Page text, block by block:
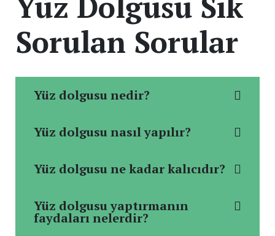
Sorulan Sorular
Yüz dolgusu nedir?
Yüz dolgusu nasıl yapılır?
Yüz dolgusu ne kadar kalıcıdır?
Yüz dolgusu yaptırmanın
faydaları nelerdir?